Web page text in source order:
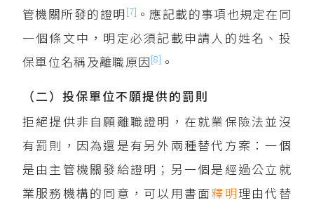
管機關所發的證明 [7] 。應記載的事項也規定在同
一個條文中，明定必須記載申請人的姓名、投
保單位名稱及離職原因[8] 。
（二）投保單位不願提供的罰則
拒絕提供非自願離職證明，在就業保險法並沒
有罰則，因為還是有另外兩種替代方案：一個
是由主管機關發給證明；另一個是經過公立就
業服務機構的同意，可以用書面釋明理由代替